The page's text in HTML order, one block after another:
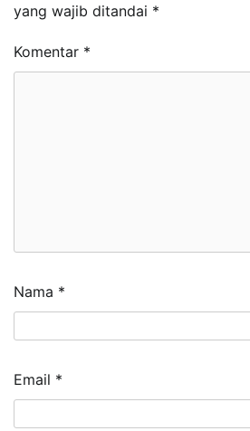
yang wajib ditandai *
Komentar *
Nama *
Email *